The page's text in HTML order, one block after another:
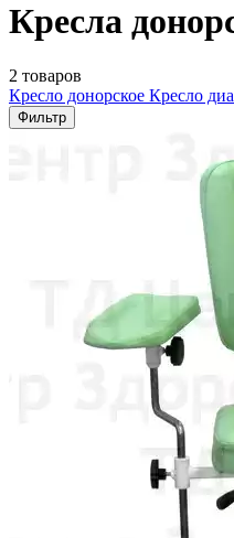
Кресла
2 товаров
Кресло донорское Кресло
Фильтр